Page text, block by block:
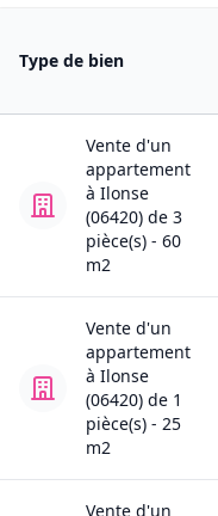
Type de bien
Vente d'un
appartement
à Ilonse
(06420) de 3
pièce(s) - 60
m2
Vente d'un
appartement
à Ilonse
(06420) de 1
pièce(s) - 25
m2
Vente d'un